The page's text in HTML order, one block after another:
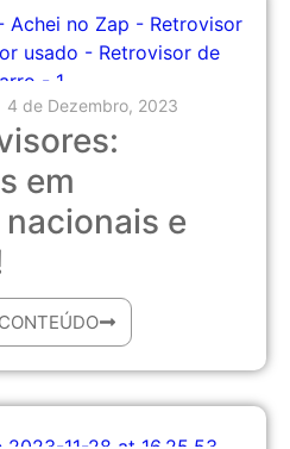
4 de Dezembro, 2023
em
e